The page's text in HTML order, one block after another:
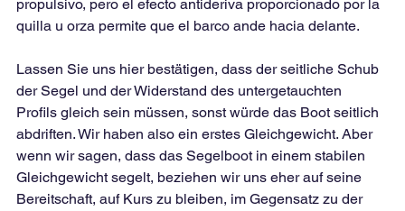
propulsivo, pero el efecto antideriva proporcionado por la
quilla u orza permite que el barco ande hacia delante.
Lassen Sie uns hier bestätigen, dass der seitliche Schub
der Segel und der Widerstand des untergetauchten
Profils gleich sein müssen, sonst würde das Boot seitlich
abdriften. Wir haben also ein erstes Gleichgewicht. Aber
wenn wir sagen, dass das Segelboot in einem stabilen
Gleichgewicht segelt, beziehen wir uns eher auf seine
Bereitschaft, auf Kurs zu bleiben, im Gegensatz zu der